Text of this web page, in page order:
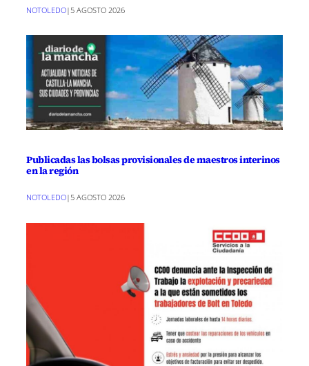
NOTOLEDO| 5 AGOSTO 2026
Publicadas las bolsas provisionales de maestros interinos
en la región
NOTOLEDO| 5 AGOSTO 2026